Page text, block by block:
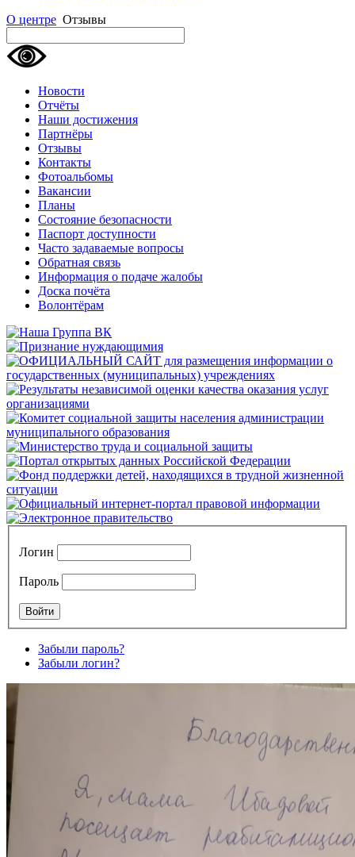
О центре Отзывы
Новости
Отчёты
Наши достижения
Партнёры
Отзывы
Контакты
Фотоальбомы
Вакансии
Планы
Состояние безопасности
Паспорт доступности
Часто задаваемые вопросы
Обратная связь
Информация о подаче жалобы
Доска почёта
Волонтёрам
Логин
Пароль
Забыли пароль?
Забыли логин?